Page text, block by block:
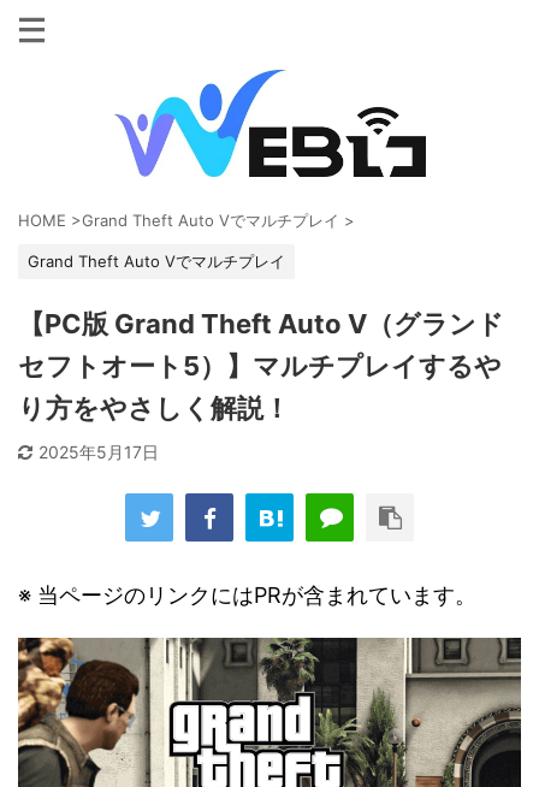
HOME >Grand Theft Auto Vでマルチプレイ >
Grand Theft Auto Vでマルチプレイ
【PC版 Grand Theft Auto V（グランド
セフトオート5）】マルチプレイするや
り方をやさしく解説！
2025年5月17日
※ 当ページのリンクにはPRが含まれています。